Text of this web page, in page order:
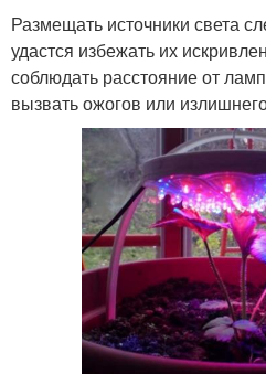
Размещать источники света
удастся избежать их
соблюдать расстояние от
вызвать ожогов или